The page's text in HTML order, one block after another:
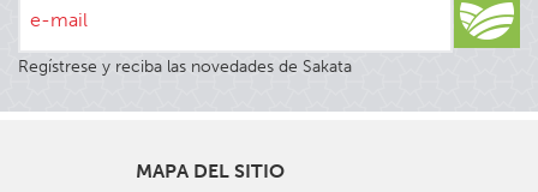
e-mail
Regístrese y reciba las novedades de Sakata
MAPA DEL SITIO